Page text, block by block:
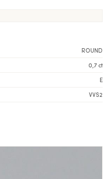
ROUND
0,7 ct
E
VVS2